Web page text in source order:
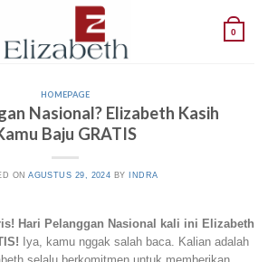
0
HOMEPAGE
Nasional? Elizabeth Kasih
Baju GRATIS
ONAGUSTUS 29, 2024 BY INDRA
Hari Pelanggan Nasional kali ini Elizabeth
Iya, kamu nggak salah baca. Kalian adalah